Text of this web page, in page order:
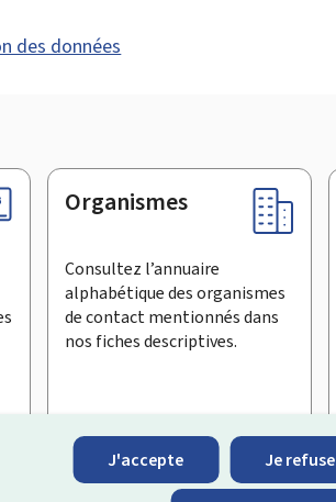
J'accepte Je refuse
des données
Organismes
Consultez l’annuaire
alphabétique des organismes
de contact mentionnés dans
nos fiches descriptives.